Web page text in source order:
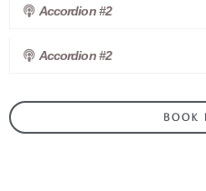
Accordion #2
Accordion #2
BOOK